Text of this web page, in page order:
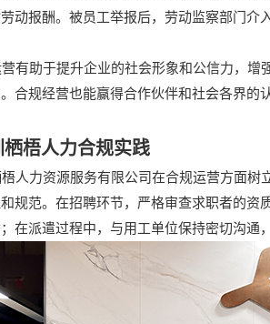
动报酬。被员工举报后，劳动监察部门
有助于提升企业的社会形象和公信力，增
合规经营也能赢得合作伙伴和社会各界的
梧人力合规实践
人力资源服务有限公司在合规运营方面树
规范。在招聘环节，严格审查求职者的资
在派遣过程中，与用工单位保持密切沟通